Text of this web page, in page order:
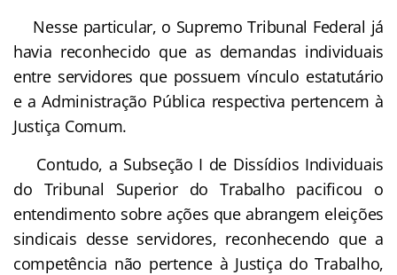
Nesse particular, o Supremo Tribunal Federal já
havia reconhecido que as demandas individuais
entre servidores que possuem vínculo estatutário
e a Administração Pública respectiva pertencem à
Justiça Comum.
Contudo, a Subseção I de Dissídios Individuais
do Tribunal Superior do Trabalho pacificou o
entendimento sobre ações que abrangem eleições
sindicais desse servidores, reconhecendo que a
competência não pertence à Justiça do Trabalho,